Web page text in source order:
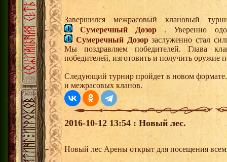
Завершился межрасовый клановый
Сумеречный Дозор . Уверенно
Сумеречный Дозорзаслуженно стал
Мы поздравляем победителей. Глава
победителей, изготовить и получить оружие
Следующий турнир пройдет в новом
и межрасовых кланов.
2016-10-12 13:54 : Новый лес.
Новый лес Арены открыт для посещения